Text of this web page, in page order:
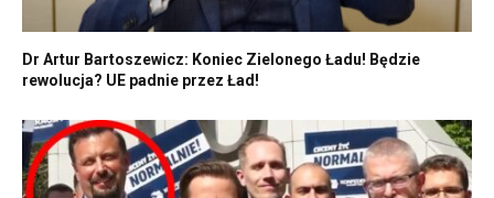
Dr Artur Bartoszewicz: Koniec Zielonego Ładu! Będzie
rewolucja? UE padnie przez Ład!